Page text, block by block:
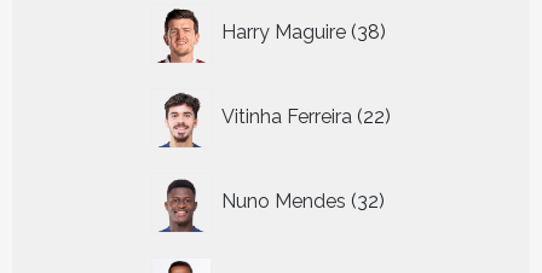
Harry Maguire 38
producten
Vitinha Ferreira 22
producten
Nuno Mendes 32
producten